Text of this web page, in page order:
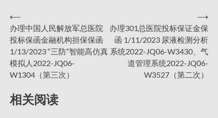
文
章
导
航
⟵
办理中国人民解放军总医院
投标保函金融机构担保保函
1/13/2023 “三防”智能高仿真
模拟人2022-JQ06-
W1304（第三次）
办理301总医院投标保证金保
函 1/11/2023 尿液检测分析
系统2022-JQ06-W3430、气
道管理系统2022-JQ06-
W3527（第二次）
⟶
相关阅读